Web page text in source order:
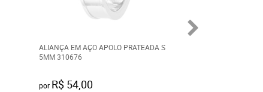
ALIANÇA EM AÇO APOLO PRATEADA S
5MM 310676
por R$ 54,00